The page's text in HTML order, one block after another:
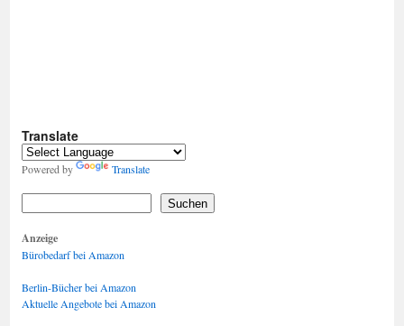
Translate
Powered by Translate
Suchen
Anzeige
Bürobedarf bei Amazon
Berlin-Bücher bei Amazon
Aktuelle Angebote bei Amazon